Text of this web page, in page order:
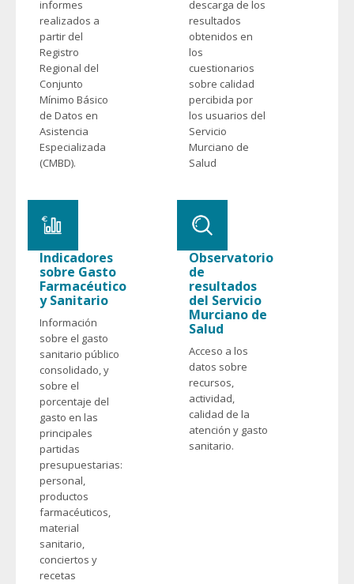
informes
realizados a
partir del
Registro
Regional del
Conjunto
Mínimo Básico
de Datos en
Asistencia
Especializada
(CMBD).
descarga de los
resultados
obtenidos en
los
cuestionarios
sobre calidad
percibida por
los usuarios del
Servicio
Murciano de
Salud
Indicadores
sobre Gasto
Farmacéutico
y Sanitario
Información
sobre el gasto
sanitario público
consolidado, y
sobre el
porcentaje del
gasto en las
principales
partidas
presupuestarias:
personal,
productos
farmacéuticos,
material
sanitario,
conciertos y
recetas
Observatorio
de
resultados
del Servicio
Murciano de
Salud
Acceso a los
datos sobre
recursos,
actividad,
calidad de la
atención y gasto
sanitario.